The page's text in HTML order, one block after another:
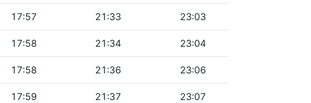
17:57 21:33 23:03
17:58 21:34 23:04
17:58 21:36 23:06
17:59 21:37 23:07